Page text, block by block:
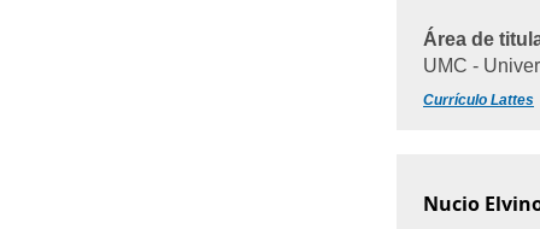
Área de
UMC -
Currículo Lattes
Nucio